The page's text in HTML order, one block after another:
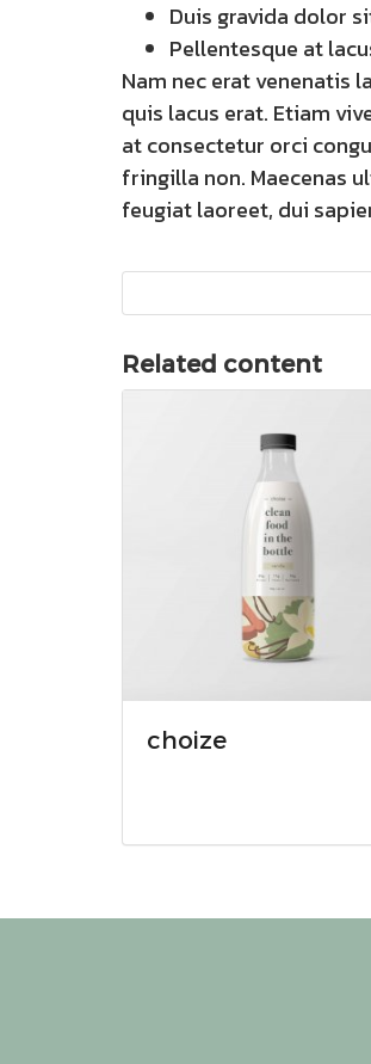
Duis gravida dolor
Pellentesque at
Nam nec erat venenatis
quis lacus erat. Etiam
at consectetur orci
fringilla non. Maecenas
feugiat laoreet, dui
Related content
choize